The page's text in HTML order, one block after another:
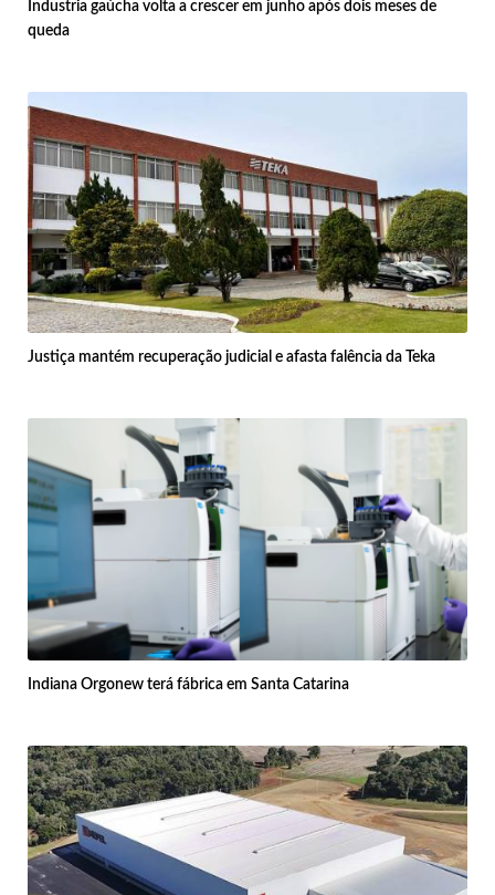
Industria gaúcha volta a crescer em junho após dois meses de
queda
Justiça mantém recuperação judicial e afasta falência da Teka
Indiana Orgonew terá fábrica em Santa Catarina